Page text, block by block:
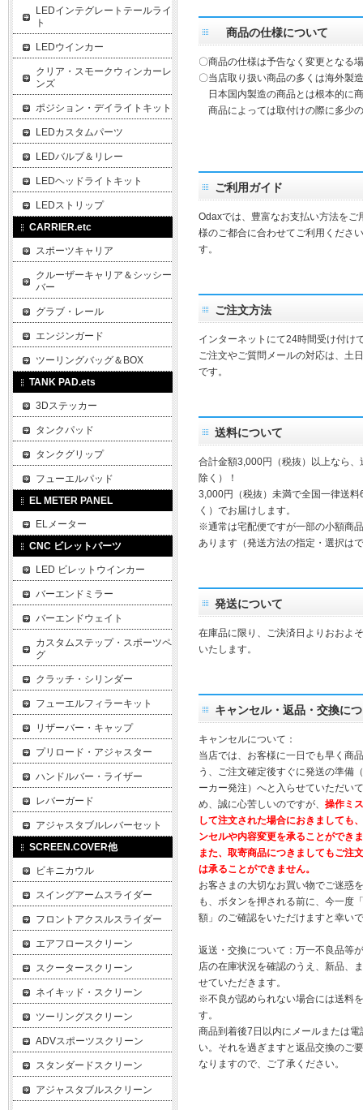
商品の仕様について
〇商品の仕様は予告なく変更となる
〇当店取り扱い商品の多くは海外製
日本国内製造の商品とは根本的に
商品によっては取付けの際に多少
ご利用ガイド
Odaxでは、豊富なお支払い方法を
様のご都合に合わせてご利用くださ
す。
ご注文方法
インターネットにて24時間受け付け
ご注文やご質問メールの対応は、土
です。
送料について
合計金額3,000円（税抜）以上なら
除く）！
3,000円（税抜）未満で全国一律送
く）でお届けします。
※通常は宅配便ですが一部の小額商
あります（発送方法の指定・選択は
発送について
在庫品に限り、ご決済日よりおおよ
いたします。
キャンセル・返品・交換に
キャンセルについて：
当店では、お客様に一日でも早く商
う、ご注文確定後すぐに発送の準備
ーカー発注）へと入らせていただい
め、誠に心苦しいのですが、 操作ミ
して注文された場合におきましても
ンセルや内容変更を承ることができ
また、取寄商品につきましてもご注
は承ることができません。
お客さまの大切なお買い物でご迷惑
も、ボタンを押される前に、今一度
額」のご確認をいただけますと幸い
返送・交換について：万一不良品等
店の在庫状況を確認のうえ、新品、
せていただきます。
※不良が認められない場合には送料
す。
商品到着後7日以内にメールまたは
い。それを過ぎますと返品交換のご
なりますので、ご了承ください。
LEDインテグレートテールライ
ト
LEDウインカー
クリア・スモークウィンカーレ
ンズ
ポジション・デイライトキット
LEDカスタムパーツ
LEDバルブ＆リレー
LEDヘッドライトキット
LEDストリップ
CARRIER.etc
スポーツキャリア
クルーザーキャリア＆シッシー
バー
グラブ・レール
エンジンガード
ツーリングバッグ＆BOX
TANK PAD.ets
3Dステッカー
タンクパッド
タンクグリップ
フューエルパッド
EL METER PANEL
ELメーター
CNC ビレットパーツ
LED ビレットウインカー
バーエンドミラー
バーエンドウェイト
カスタムステップ・スポーツペ
グ
クラッチ・シリンダー
フューエルフィラーキット
リザーバー・キャップ
プリロード・アジャスター
ハンドルバー・ライザー
レバーガード
アジャスタブルレバーセット
SCREEN.COVER他
ビキニカウル
スイングアームスライダー
フロントアクスルスライダー
エアフロースクリーン
スクータースクリーン
ネイキッド・スクリーン
ツーリングスクリーン
ADVスポーツスクリーン
スタンダードスクリーン
アジャスタブルスクリーン